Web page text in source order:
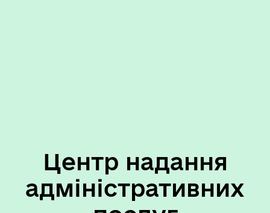
Центр надання
адміністративних